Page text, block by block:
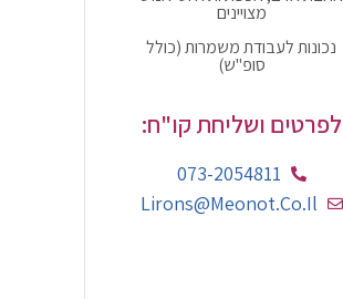
מצויינים
נכונות לעבודת משמרות (כולל
סופ"ש)
לפרטים ושליחת קו"ח:
073-2054811
Lirons@meonot.co.il